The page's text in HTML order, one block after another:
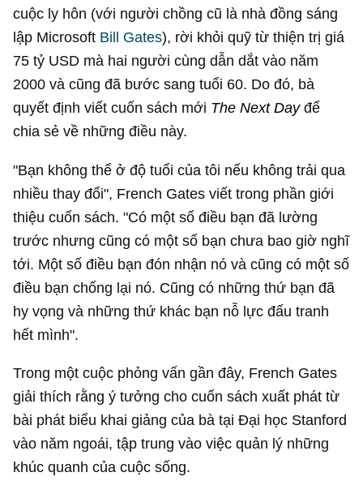
cuộc ly hôn (với người chồng cũ là nhà đồng sáng
lập Microsoft Bill Gates), rời khỏi quỹ từ thiện trị giá
75 tỷ USD mà hai người cùng dẫn dắt vào năm
2000 và cũng đã bước sang tuổi 60. Do đó, bà
quyết định viết cuốn sách mới The Next Dayđể
chia sẻ về những điều này.
"Bạn không thể ở độ tuổi của tôi nếu không trải qua
nhiều thay đổi", French Gates viết trong phần giới
thiệu cuốn sách. "Có một số điều bạn đã lường
trước nhưng cũng có một số bạn chưa bao giờ nghĩ
tới. Một số điều bạn đón nhận nó và cũng có một số
điều bạn chống lại nó. Cũng có những thứ bạn đã
hy vọng và những thứ khác bạn nỗ lực đấu tranh
hết mình".
Trong một cuộc phỏng vấn gần đây, French Gates
giải thích rằng ý tưởng cho cuốn sách xuất phát từ
bài phát biểu khai giảng của bà tại Đại học Stanford
vào năm ngoái, tập trung vào việc quản lý những
khúc quanh của cuộc sống.